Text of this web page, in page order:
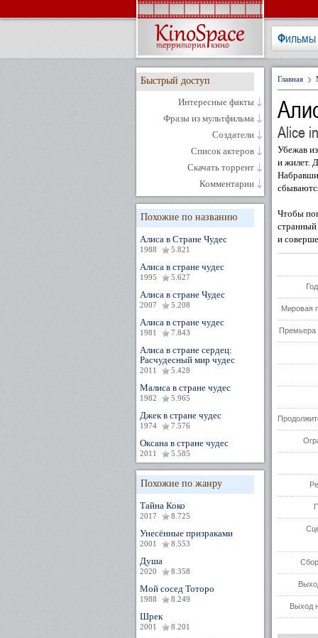
Фильмы
Быстрый доступ
Интересные факты
Фразы из мультфильма
Создатели
Список актеров
Скачать торрент
Комментарии
Похожие по названию
Алиса в Стране Чудес
1988 5.821
Алиса в стране чудес
1995 5.627
Алиса в стране Чудес
2007 5.208
Алиса в стране чудес
1981 7.843
Алиса в стране сердец:
Расчудесный мир чудес
2011 5.428
Малиса в стране чудес
1982 5.965
Джек в стране чудес
1974 7.576
Оксана в стране чудес
2011 5.585
Похожие по жанру
Тайна Коко
2017 8.725
Унесённые призраками
2001 8.553
Душа
2020 8.358
Мой сосед Тоторо
1988 8.249
Шрек
2001 8.201
Главная
Alice
Убежав
и жилет.
Чтобы
и
Мировая
Премьера
Выход